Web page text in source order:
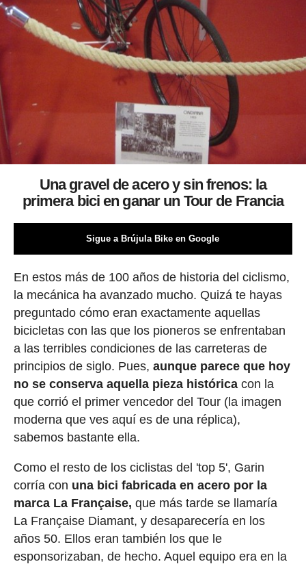
Una gravel de acero y sin frenos: la
primera bici en ganar un Tour de Francia
Sigue a Brújula Bike en Google
En estos más de 100 años de historia del ciclismo,
la mecánica ha avanzado mucho. Quizá te hayas
preguntado cómo eran exactamente aquellas
bicicletas con las que los pioneros se enfrentaban
a las terribles condiciones de las carreteras de
principios de siglo. Pues, aunque parece que hoy
no se conserva aquella pieza históricacon la
que corrió el primer vencedor del Tour (la imagen
moderna que ves aquí es de una réplica),
sabemos bastante ella.
Como el resto de los ciclistas del 'top 5', Garin
corría con una bici fabricada en acero por la
marca La Française, que más tarde se llamaría
La Française Diamant, y desaparecería en los
años 50. Ellos eran también los que le
esponsorizaban, de hecho. Aquel equipo era en la